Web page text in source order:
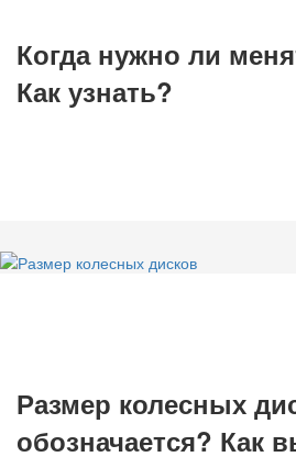
Когда нужно ли
Как узнать?
Размер колесных
обозначается? Как